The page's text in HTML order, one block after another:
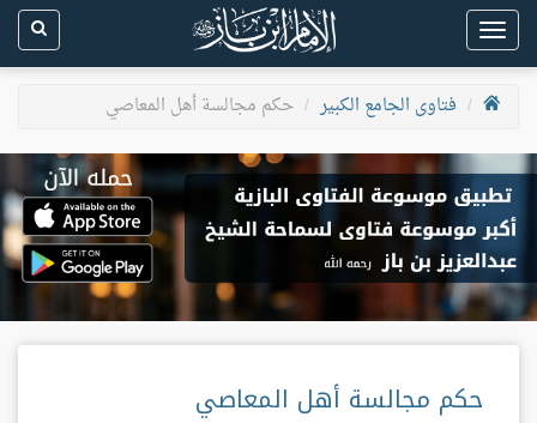
Toggle
navigation
فتاوى الجامع الكبير
حكم مجالسة أهل المعاصي
حكم مجالسة أهل المعاصي